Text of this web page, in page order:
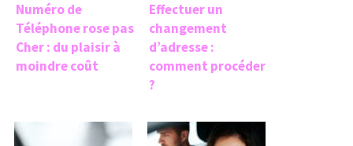
Numéro de
Téléphone rose pas
Cher : du plaisir à
moindre coût
Effectuer un
changement
d’adresse :
comment procéder
?